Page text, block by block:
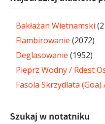
Bakłażan Wietnamski
Flambirowanie (2072)
Deglasowanie (1952)
Pieprz Wodny / Rdest
Fasola Skrzydlata
Szukaj w notatniku